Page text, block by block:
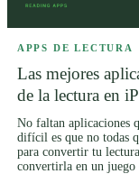
APPS DE LECTURA
Las mejores
de la lectura en
No faltan aplicaciones
difícil es que no todas
para convertir tu
convertirla en un juego